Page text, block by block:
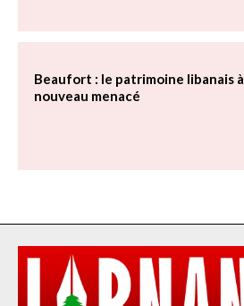
Beaufort : le patrimoine libanais à
nouveau menacé